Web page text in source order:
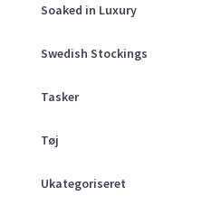
Soaked in Luxury
Swedish Stockings
Tasker
Tøj
Ukategoriseret